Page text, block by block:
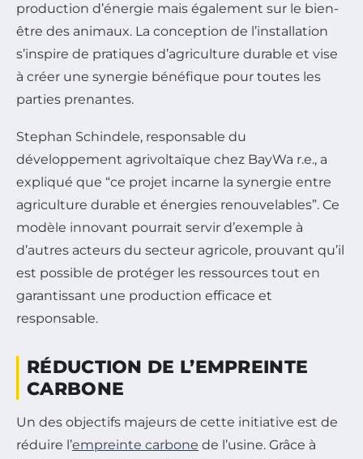
production d’énergie mais également sur le bien-
être des animaux. La conception de l’installation
s’inspire de pratiques d’agriculture durable et vise
à créer une synergie bénéfique pour toutes les
parties prenantes.
Stephan Schindele, responsable du
développement agrivoltaïque chez BayWa r.e., a
expliqué que “ce projet incarne la synergie entre
agriculture durable et énergies renouvelables”. Ce
modèle innovant pourrait servir d’exemple à
d’autres acteurs du secteur agricole, prouvant qu’il
est possible de protéger les ressources tout en
garantissant une production efficace et
responsable.
RÉDUCTION DE L’EMPREINTE
CARBONE
Un des objectifs majeurs de cette initiative est de
réduire l’empreinte carbone de l’usine. Grâce à